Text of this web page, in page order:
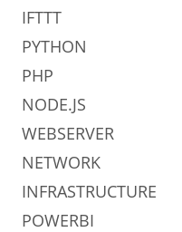
IFTTT
PYTHON
PHP
NODE.JS
WEBSERVER
NETWORK
INFRASTRUCTURE
POWERBI